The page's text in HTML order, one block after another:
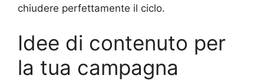
chiudere perfettamente il ciclo.
Idee di contenuto per
la tua campagna